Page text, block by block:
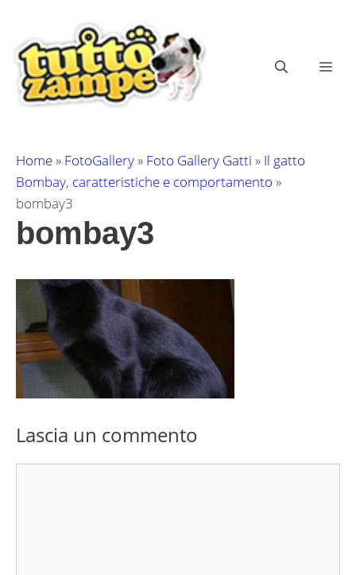
contenuto
Home» FotoGallery» Foto Gallery Gatti » Il gatto
Bombay, caratteristiche e comportamento »
bombay3
bombay3
Lascia un commento